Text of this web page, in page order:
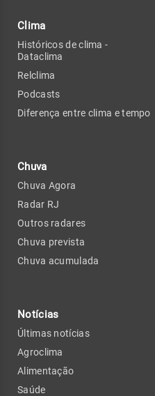
Clima
Históricos de clima -
Dataclima
Relclima
Podcasts
Diferença entre clima e tempo
Chuva
Chuva Agora
Radar RJ
Outros radares
Chuva prevista
Chuva acumulada
Notícias
Últimas notícias
Agroclima
Alimentação
Saúde